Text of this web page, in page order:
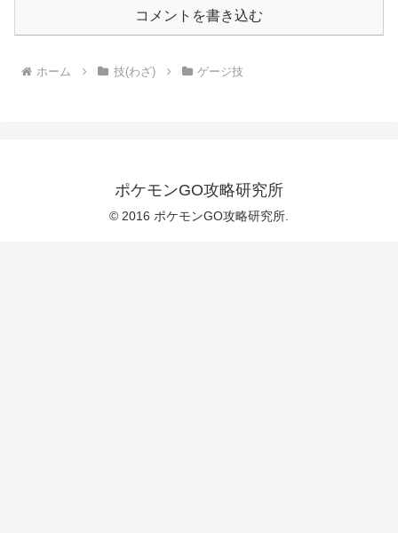
コメントを書き込む
ホーム 技(わざ) ゲージ技
ポケモンGO攻略研究所
© 2016 ポケモンGO攻略研究所.